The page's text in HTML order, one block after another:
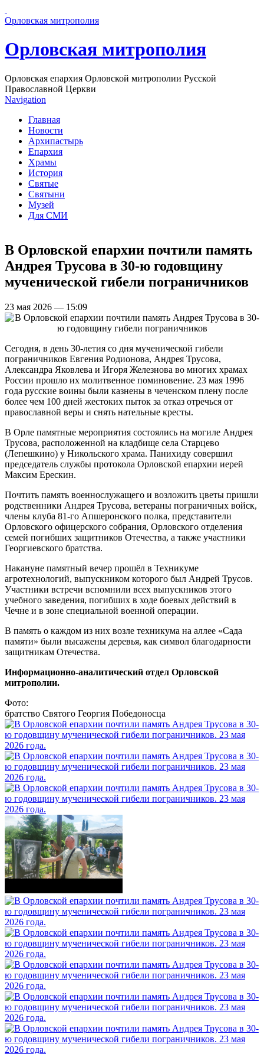
Орловская митрополия
Орловская митрополия
Орловская епархия Орловской митрополии Русской
Православной Церкви
Navigation
Главная
Новости
Архипастырь
Епархия
Храмы
История
Святые
Святыни
Музей
Для СМИ
В Орловской епархии почтили память
Андрея Трусова в 30-ю годовщину
мученической гибели пограничников
23 мая 2026 — 15:09
Сегодня, в день 30-летия со дня мученической гибели
пограничников Евгения Родионова, Андрея Трусова,
Александра Яковлева и Игоря Железнова во многих храмах
России прошло их молитвенное поминовение. 23 мая 1996
года русские воины были казнены в чеченском плену после
более чем 100 дней жестоких пыток за отказ отречься от
православной веры и снять нательные кресты.
В Орле памятные мероприятия состоялись на могиле Андрея
Трусова, расположенной на кладбище села Старцево
(Лепешкино) у Никольского храма. Панихиду совершил
председатель службы протокола Орловской епархии иерей
Максим Ерескин.
Почтить память военнослужащего и возложить цветы пришли
родственники Андрея Трусова, ветераны пограничных войск,
члены клуба 81-го Апшеронского полка, представители
Орловского офицерского собрания, Орловского отделения
семей погибших защитников Отечества, а также участники
Георгиевского братства.
Накануне памятный вечер прошёл в Техникуме
агротехнологий, выпускником которого был Андрей Трусов.
Участники встречи вспомнили всех выпускников этого
учебного заведения, погибших в ходе боевых действий в
Чечне и в зоне специальной военной операции.
В память о каждом из них возле техникума на аллее «Сада
памяти» были высажены деревья, как символ благодарности
защитникам Отечества.
Информационно-аналитический отдел Орловской
митрополии.
Фото:
братство Святого Георгия Победоносца